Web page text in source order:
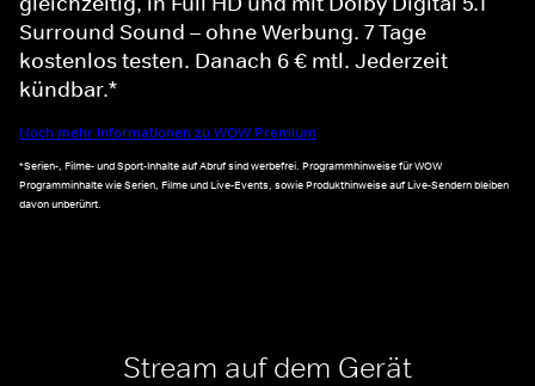
Surround Sound – ohne Werbung. 7 Tage
kostenlos testen. Danach 6 € mtl. Jederzeit
kündbar.*
Noch mehr Informationen zu WOW Premium
*Serien-, Filme- und Sport-Inhalte auf Abruf sind werbefrei. Programmhinweise für WOW
Programminhalte wie Serien, Filme und Live-Events, sowie Produkthinweise auf Live-Sendern bleiben
davon unberührt.
Stream auf dem Gerät